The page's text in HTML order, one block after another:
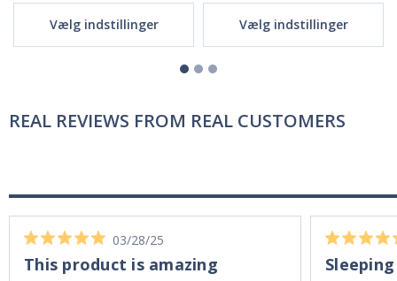
Vælg indstillinger Vælg indstillinger
REAL REVIEWS FROM REAL CUSTOMERS
03/28/25
This product is amazing